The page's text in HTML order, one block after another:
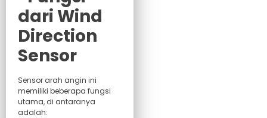
Sensor arah angin ini
memiliki beberapa fungsi
utama, di antaranya
adalah: